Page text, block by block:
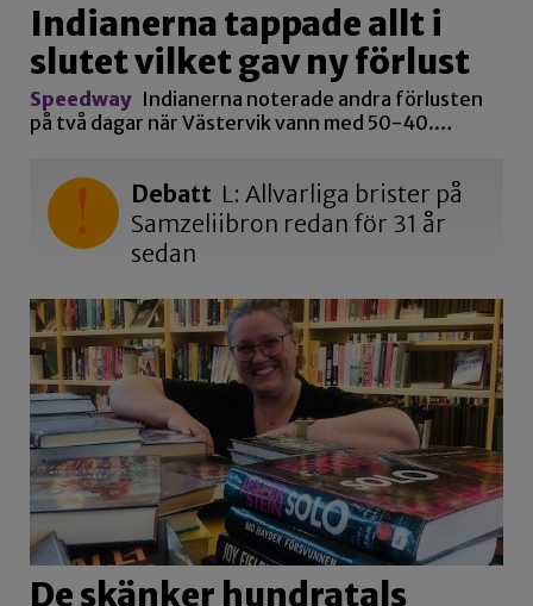
Indianerna tappade allt i
slutet vilket gav ny förlust
Speedway Indianerna noterade andra förlusten
på två dagar när Västervik vann med 50-40.…
Debatt L: Allvarliga brister på
Samzeliibron redan för 31 år
sedan
De skänker hundratals